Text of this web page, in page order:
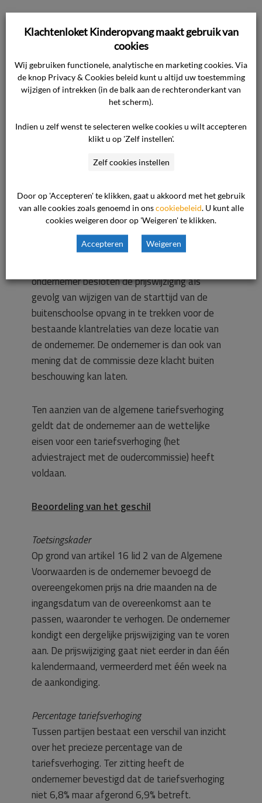
Voor het standpunt van de ondernemer verwijst
de commissie naar de overgelegde stukken. In
De ondernemer heeft per 1 januari 2025 op
goede gronden een tariefsverhoging
doorgevoerd. In die verhoging wordt ervan
uitgegaan dat alle kinderen gebruik maken van
waarop de eerste basisschool waarvan
bezoeken, sluit. Daarnaast heeft de
ondernemer een algemene tariefverhoging
doorgevoerd van 6,8%.
ondernemer besloten de prijswijziging als
gevolg van wijzigen van de starttijd van de
buitenschoolse opvang in te trekken voor de
bestaande klantrelaties van deze locatie van
de ondernemer. De ondernemer is dan ook van
mening dat de commissie deze klacht buiten
beschouwing kan laten.
Ten aanzien van de algemene tariefsverhoging
geldt dat de ondernemer aan de wettelijke
eisen voor een tariefsverhoging (het
adviestraject met de oudercommissie) heeft
voldaan.
Beoordeling van het geschil
Toetsingskader
Op grond van artikel 16 lid 2 van de Algemene
Voorwaarden is de ondernemer bevoegd de
overeengekomen prijs na drie maanden na de
ingangsdatum van de overeenkomst aan te
passen, waaronder te verhogen. De ondernemer
kondigt een dergelijke prijswijziging van te voren
aan. De prijswijziging gaat niet eerder in dan één
kalendermaand, vermeerderd met één week na
de aankondiging.
Percentage tariefsverhoging
Tussen partijen bestaat een verschil van inzicht
over het precieze percentage van de
tariefsverhoging. Ter zitting heeft de
ondernemer bevestigd dat de tariefsverhoging
niet 6,8% maar afgerond 6,9% betreft.
Klachtenloket Kinderopvang maakt gebruik van
cookies
Wij gebruiken functionele, analytische en marketing cookies. Via
de knop Privacy & Cookies beleid kunt u altijd uw toestemming
wijzigen of intrekken (in de balk aan de rechteronderkant van
het scherm).
Indien u zelf wenst te selecteren welke cookies u wilt accepteren
klikt u op 'Zelf instellen'.
Zelf cookies instellen
Door op 'Accepteren' te klikken, gaat u akkoord met het gebruik
van alle cookies zoals genoemd in onscookiebeleid. U kunt alle
cookies weigeren door op 'Weigeren' te klikken.
Accepteren Weigeren